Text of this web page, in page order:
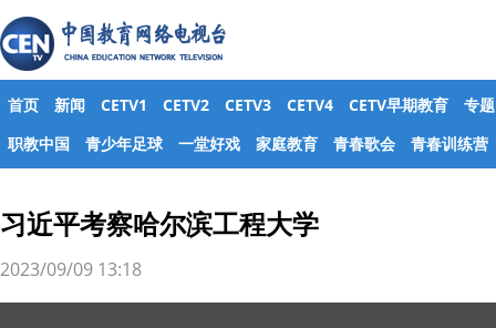
首页 新闻 CETV1 CETV2 CETV3 CETV4 CETV早期教育
专题
职教中国
青少年足球 一堂好戏 家庭教育 青春歌会 青春训练营
习近平考察哈尔滨工程大学
2023/09/09 13:18